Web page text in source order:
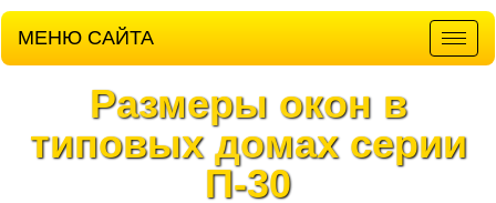
МЕНЮ САЙТА
Размеры окон в
типовых домах серии
П-30